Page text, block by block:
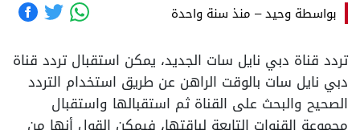
بواسطة وحيد– منذ سنة واحدة
تردد قناة دبي نايل سات الجديد، يمكن استقبال تردد قناة
دبي نايل سات بالوقت الراهن عن طريق استخدام التردد
الصحيح والبحث على القناة ثم استقبالها واستقبال